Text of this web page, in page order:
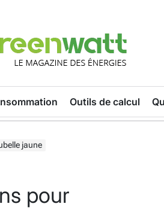
Outils de calcul
jaune
pour